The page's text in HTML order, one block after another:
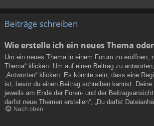
Beiträge schreiben
Wie erstelle ich ein neues Thema
Um ein neues Thema in einem Forum zu eröffnen,
Thema“ klicken. Um auf einen Beitrag zu
„Antworten“ klicken. Es könnte sein, dass eine
ist, bevor du einen Beitrag schreiben kannst. Deine
jeweils am Ende der Foren- und der
darfst neue Themen erstellen“, „Du darfst
Nach oben